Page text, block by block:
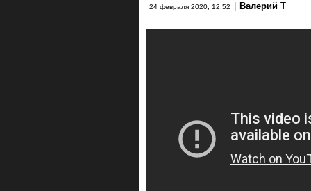
24 февраля 2020, 12:52 Валерий Т